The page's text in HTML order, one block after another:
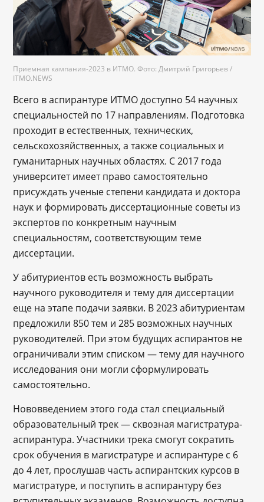
Приемная кампания-2023 в ИТМО. Фото: Дмитрий Григорьев /
ITMO.NEWS
Всего в аспирантуре ИТМО доступно 54 научных
специальностей по 17 направлениям. Подготовка
проходит в естественных, технических,
сельскохозяйственных, а также социальных и
гуманитарных научных областях. С 2017 года
университет имеет право самостоятельно
присуждать ученые степени кандидата и доктора
наук и формировать диссертационные советы из
экспертов по конкретным научным
специальностям, соответствующим теме
диссертации.
У абитуриентов есть возможность выбрать
научного руководителя и тему для диссертации
еще на этапе подачи заявки. В 2023 абитуриентам
предложили 850 тем и 285 возможных научных
руководителей. При этом будущих аспирантов не
ограничивали этим списком — тему для научного
исследования они могли сформулировать
самостоятельно.
Нововведением этого года стал специальный
образовательный трек — сквозная магистратура-
аспирантура. Участники трека смогут сократить
срок обучения в магистратуре и аспирантуре с 6
до 4 лет, прослушав часть аспирантских курсов в
магистратуре, и поступить в аспирантуру без